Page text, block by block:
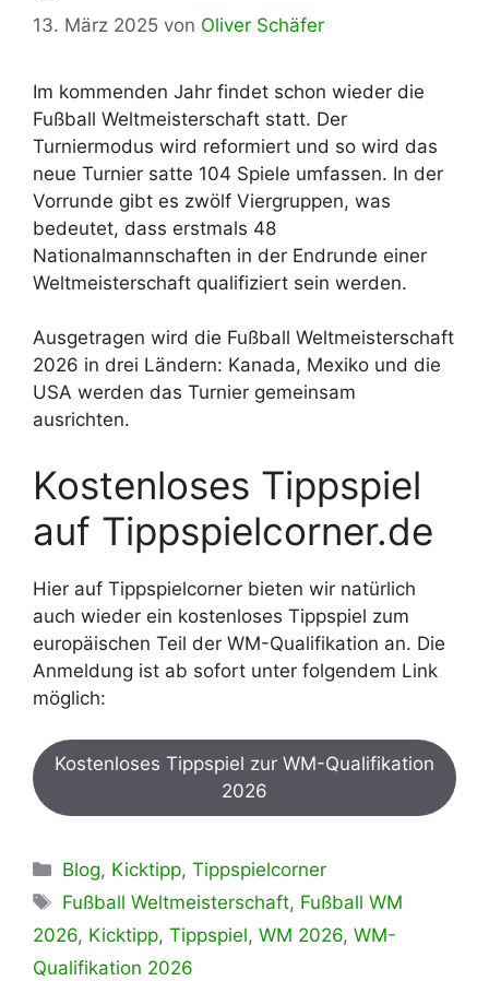
13. März 2025 von Oliver Schäfer
Im kommenden Jahr findet schon wieder die
Fußball Weltmeisterschaft statt. Der
Turniermodus wird reformiert und so wird das
neue Turnier satte 104 Spiele umfassen. In der
Vorrunde gibt es zwölf Viergruppen, was
bedeutet, dass erstmals 48
Nationalmannschaften in der Endrunde einer
Weltmeisterschaft qualifiziert sein werden.
Ausgetragen wird die Fußball Weltmeisterschaft
2026 in drei Ländern: Kanada, Mexiko und die
USA werden das Turnier gemeinsam
ausrichten.
Kostenloses Tippspiel
auf Tippspielcorner.de
Hier auf Tippspielcorner bieten wir natürlich
auch wieder ein kostenloses Tippspiel zum
europäischen Teil der WM-Qualifikation an. Die
Anmeldung ist ab sofort unter folgendem Link
möglich:
Kostenloses Tippspiel zur WM-Qualifikation
2026
Kategorien
Blog, Kicktipp,Tippspielcorner
Schlagwörter
Fußball Weltmeisterschaft, Fußball WM
2026, Kicktipp, Tippspiel, WM 2026, WM-
Qualifikation 2026